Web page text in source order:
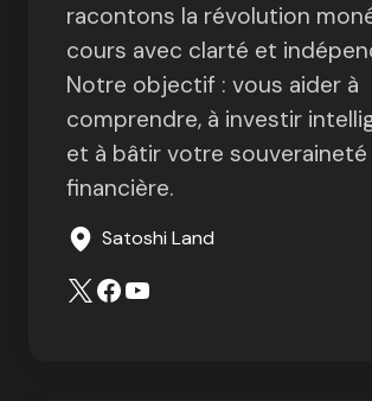
racontons la révolution
cours avec clarté et
Notre objectif : vous aider à
comprendre, à investir
et à bâtir votre souveraineté
financière.
Satoshi Land